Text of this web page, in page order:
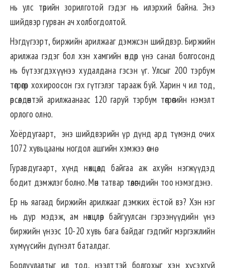
нь улс төрийн зорилготой гэдэг нь илэрхий байна. Энэ
шийдвэр гурван ач холбогдолтой.
Нэгдүгээрт, биржийн арилжааг дэмжсэн шийдвэр. Биржийн
арилжаа гэдэг бол хэн хамгийн өндөр үнэ санал болгосонд
нь бүтээгдэхүүнээ худалдана гэсэн үг. Улсыг 200 тэрбум
төгрөгөөр хохироосон гэх гүтгэлэг тарааж буй. Харин ч ил тод,
өрсөлдөөнтэй арилжаанаас 120 гаруй тэрбум төгрөгийн нэмэлт
орлого олно.
Хоёрдугаарт, энэ шийдвэрийн үр дүнд ард түмэнд очих
1072 хувьцааны ногдол ашгийн хэмжээ өснө.
Гуравдугаарт, хүнд нөхцөлд байгаа аж ахуйн нэгжүүдэд
бодит дэмжлэг болно. Мөн татвар төлөгчдийн тоо нэмэгдэнэ.
Ер нь яагаад биржийн арилжааг дэмжих ёстой вэ? Хэн нэг
нь дур мэдэж, ам нөхцлөөр байгуулсан гэрээнүүдийн үнэ
биржийн үнээс 10-20 хувь бага байдаг гэдгийг мэргэжлийн
хүмүүсийн дүгнэлт баталдаг.
Борлуулалтыг ил тод, нээлттэй болгохыг хэн хүсэхгүй